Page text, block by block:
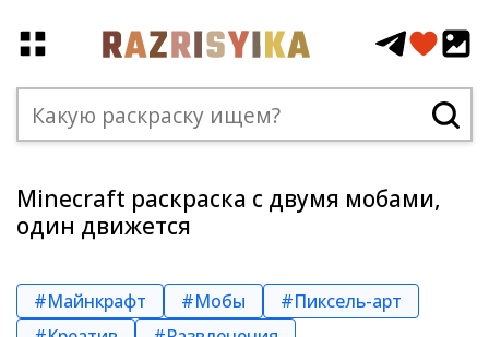
Minecraft раскраска с двумя мобами,
один движется
#Майнкрафт #Мобы
#Пиксель-арт